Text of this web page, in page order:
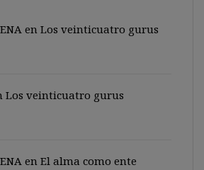
enLos veinticuatro gurus
Los veinticuatro gurus
enEl alma como ente